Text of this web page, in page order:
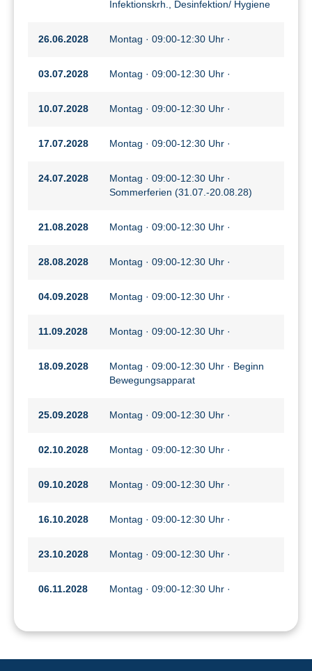
Infektionskrh., Desinfektion/ Hygiene
26.06.2028 Montag · 09:00-12:30 Uhr ·
03.07.2028 Montag · 09:00-12:30 Uhr ·
10.07.2028 Montag · 09:00-12:30 Uhr ·
17.07.2028 Montag · 09:00-12:30 Uhr ·
24.07.2028
Montag · 09:00-12:30 Uhr ·
Sommerferien (31.07.-20.08.28)
21.08.2028 Montag · 09:00-12:30 Uhr ·
28.08.2028 Montag · 09:00-12:30 Uhr ·
04.09.2028 Montag · 09:00-12:30 Uhr ·
11.09.2028 Montag · 09:00-12:30 Uhr ·
18.09.2028
Montag · 09:00-12:30 Uhr · Beginn
Bewegungsapparat
25.09.2028 Montag · 09:00-12:30 Uhr ·
02.10.2028 Montag · 09:00-12:30 Uhr ·
09.10.2028 Montag · 09:00-12:30 Uhr ·
16.10.2028 Montag · 09:00-12:30 Uhr ·
23.10.2028 Montag · 09:00-12:30 Uhr ·
06.11.2028 Montag · 09:00-12:30 Uhr ·